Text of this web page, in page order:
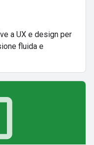
a UX e design per
fluida e